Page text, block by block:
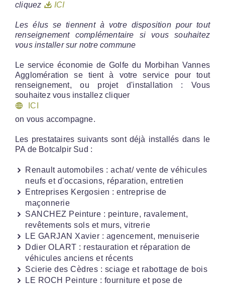
cliquez
ICI
Les élus se tiennent à votre disposition pour tout
renseignement complémentaire si vous souhaitez
vous installer sur notre commune
Le service économie de Golfe du Morbihan Vannes
Agglomération se tient à votre service pour tout
renseignement, ou projet d'installation : Vous
souhaitez vous installez cliquer
ICI
on vous accompagne.
Les prestataires suivants sont déjà installés dans le
PA de Botcalpir Sud :
Renault automobiles : achat/ vente de véhicules
neufs et d'occasions, réparation, entretien
Entreprises Kergosien : entreprise de
maçonnerie
SANCHEZ Peinture : peinture, ravalement,
revêtements sols et murs, vitrerie
LE GARJAN Xavier : agencement, menuiserie
Ddier OLART : restauration et réparation de
véhicules anciens et récents
Scierie des Cèdres : sciage et rabottage de bois
LE ROCH Peinture : fourniture et pose de